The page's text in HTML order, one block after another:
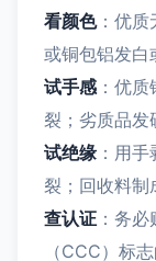
看颜色：优质
或铜包铝发白
试手感 ：优
裂；劣质品发
试绝缘 ：用
裂；回收料制
查认证 ：务
（CCC）标